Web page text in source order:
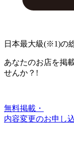
日本最大級(※1)の
あなたのお店を掲
せんか？!
無料掲載・
内容変更のお申し